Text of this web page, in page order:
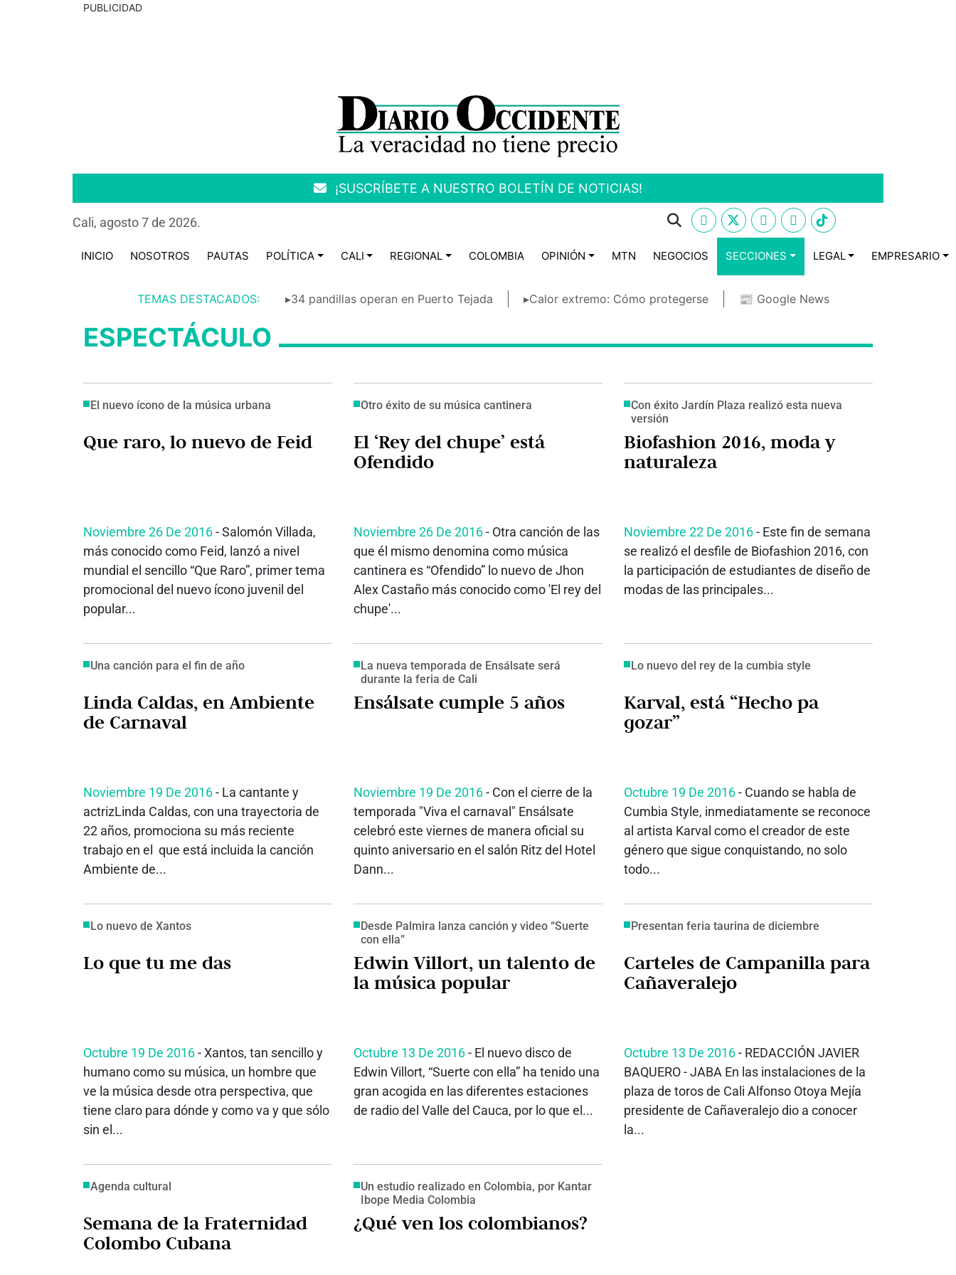
PUBLICIDAD
¡SUSCRÍBETE A NUESTRO BOLETÍN DE NOTICIAS!
Cali, agosto 7 de 2026.
INICIO NOSOTROS PAUTAS POLÍTICA CALI REGIONAL COLOMBIA OPINIÓN MTN NEGOCIOS SECCIONES LEGAL EMPRESARIO
TEMAS DESTACADOS: ▸34 pandillas operan en Puerto Tejada ▸Calor extremo: Cómo protegerse 📰 Google News
ESPECTÁCULO
El nuevo ícono de la música urbana
Que raro, lo nuevo de Feid
Noviembre 26 De 2016- Salomón Villada,
más conocido como Feid, lanzó a nivel
mundial el sencillo “Que Raro”, primer tema
promocional del nuevo ícono juvenil del
popular...
Otro éxito de su música cantinera
El ‘Rey del chupe’ está
Ofendido
Noviembre 26 De 2016- Otra canción de las
que él mismo denomina como música
cantinera es “Ofendido” lo nuevo de Jhon
Alex Castaño más conocido como 'El rey del
chupe'...
Con éxito Jardín Plaza realizó esta nueva
versión
Biofashion 2016, moda y
naturaleza
Noviembre 22 De 2016- Este fin de semana
se realizó el desfile de Biofashion 2016, con
la participación de estudiantes de diseño de
modas de las principales...
Una canción para el fin de año
Linda Caldas, en Ambiente
de Carnaval
Noviembre 19 De 2016- La cantante y
actrizLinda Caldas, con una trayectoria de
22 años, promociona su más reciente
trabajo en el que está incluida la canción
Ambiente de...
La nueva temporada de Ensálsate será
durante la feria de Cali
Ensálsate cumple 5 años
Noviembre 19 De 2016- Con el cierre de la
temporada "Viva el carnaval" Ensálsate
celebró este viernes de manera oficial su
quinto aniversario en el salón Ritz del Hotel
Dann...
Lo nuevo del rey de la cumbia style
Karval, está “Hecho pa
gozar”
Octubre 19 De 2016- Cuando se habla de
Cumbia Style, inmediatamente se reconoce
al artista Karval como el creador de este
género que sigue conquistando, no solo
todo...
Lo nuevo de Xantos
Lo que tu me das
Octubre 19 De 2016- Xantos, tan sencillo y
humano como su música, un hombre que
ve la música desde otra perspectiva, que
tiene claro para dónde y como va y que sólo
sin el...
Desde Palmira lanza canción y video “Suerte
con ella”
Edwin Villort, un talento de
la música popular
Octubre 13 De 2016- El nuevo disco de
Edwin Villort, “Suerte con ella” ha tenido una
gran acogida en las diferentes estaciones
de radio del Valle del Cauca, por lo que el...
Presentan feria taurina de diciembre
Carteles de Campanilla para
Cañaveralejo
Octubre 13 De 2016- REDACCIÓN JAVIER
BAQUERO - JABA En las instalaciones de la
plaza de toros de Cali Alfonso Otoya Mejía
presidente de Cañaveralejo dio a conocer
la...
Agenda cultural
Semana de la Fraternidad
Colombo Cubana
Un estudio realizado en Colombia, por Kantar
Ibope Media Colombia
¿Qué ven los colombianos?